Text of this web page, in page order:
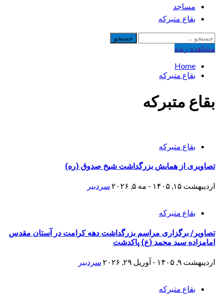
مساجد
بقاع متبرکه
جستجو
برای:
مشاهده‌ زنده
Home
بقاع متبرکه
بقاع متبرکه
بقاع متبرکه
تصاویری از همایش بزرگداشت شیخ صدوق (ره)
اردیبهشت ۱۵, ۱۴۰۵ - مه ۵, ۲۰۲۶ سردبیر
بقاع متبرکه
تصاویر/ برگزاری مراسم بزرگداشت دهه کرامت در آستان مقدس
امامزاده سید محمد (ع) پاکدشت
اردیبهشت ۹, ۱۴۰۵ - آوریل ۲۹, ۲۰۲۶ سردبیر
بقاع متبرکه